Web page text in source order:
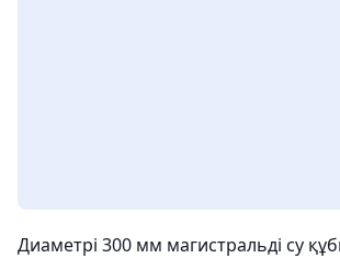
Диаметрі 300 мм магистральді су